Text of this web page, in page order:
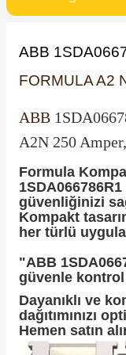
Kesiciler
Şalterleri
Yol Vericiler
ABB
FORMULA A2
ABB
A2N 250
Formula
güvenliğinizi
Kompakt
her türlü
"ABB
güvenle
Dayanıklı ve
dağıtımınızı
Hemen satın